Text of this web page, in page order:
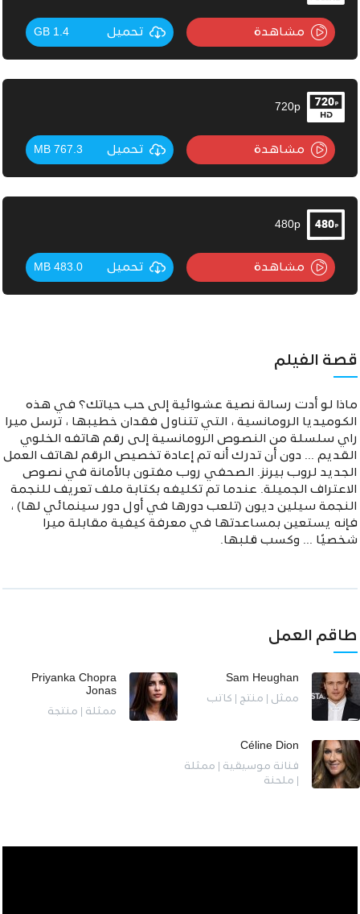
مشاهدة تحميل 1.4 GB
720p
مشاهدة تحميل 767.3 MB
480p
مشاهدة تحميل 483.0 MB
قصة الفيلم
ماذا لو أدت رسالة نصية عشوائية إلى حب حياتك؟ في هذه
الكوميديا الرومانسية ، التي تتناول فقدان خطيبها ، ترسل ميرا
راي سلسلة من النصوص الرومانسية إلى رقم هاتفه الخلوي
القديم ... دون أن تدرك أنه تم إعادة تخصيص الرقم لهاتف العمل
الجديد لروب بيرنز. الصحفي روب مفتون بالأمانة في نصوص
الاعتراف الجميلة. عندما تم تكليفه بكتابة ملف تعريف للنجمة
النجمة سيلين ديون (تلعب دورها في أول دور سينمائي لها) ،
فإنه يستعين بمساعدتها في معرفة كيفية مقابلة ميرا
شخصيًا ... وكسب قلبها.
طاقم العمل
Sam Heughan
ممثل | منتج | كاتب
Priyanka Chopra
Jonas
ممثلة | منتجة
Céline Dion
فنانة موسيقية | ممثلة
| ملحنة